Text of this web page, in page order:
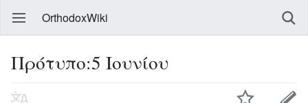
OrthodoxWiki
Πρότυπο:5 Ιουνίου